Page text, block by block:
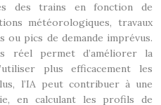
des trains en fonction de
météorologiques, travaux
ou pics de demande imprévus.
réel permet d’améliorer la
plus efficacement les
l’IA peut contribuer à une
en calculant les profils de